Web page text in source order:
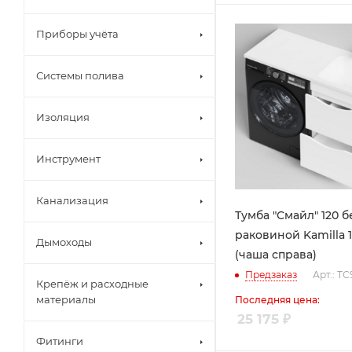
Тумба "Смайл" 120
раковиной Kamilla
(чаша справа)
Предзаказ Арт.:
Последняя цена:
25 175 ₽
Приборы учёта
Системы полива
Изоляция
Инструмент
Канализация
Дымоходы
Крепёж и расходные
материалы
Фитинги